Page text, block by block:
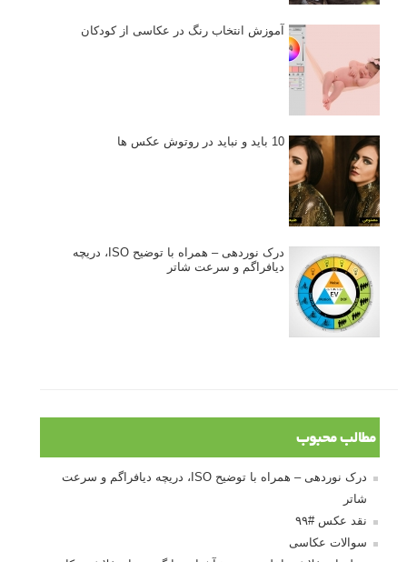
آموزش انتخاب رنگ در عکاسی از کودکان
10 باید و نباید در روتوش عکس ها
درک نوردهی – همراه با توضیح ISO، دریچه
دیافراگم و سرعت شاتر
مطالب محبوب
درک نوردهی – همراه با توضیح ISO، دریچه دیافراگم و سرعت
شاتر
نقد عکس #۹۹
سوالات عکاسی